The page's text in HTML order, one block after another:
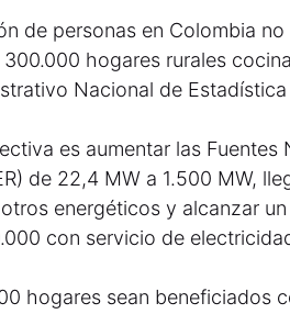
de personas en Colombia
hogares rurales
Nacional de Estadística
es aumentar las Fuentes
de 22,4 MW a 1.500 MW,
energéticos y alcanzar
con servicio de
hogares sean beneficiados